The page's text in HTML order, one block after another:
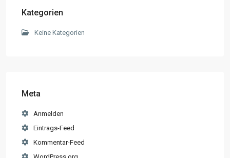
Kategorien
Keine Kategorien
Meta
Anmelden
Eintrags-Feed
Kommentar-Feed